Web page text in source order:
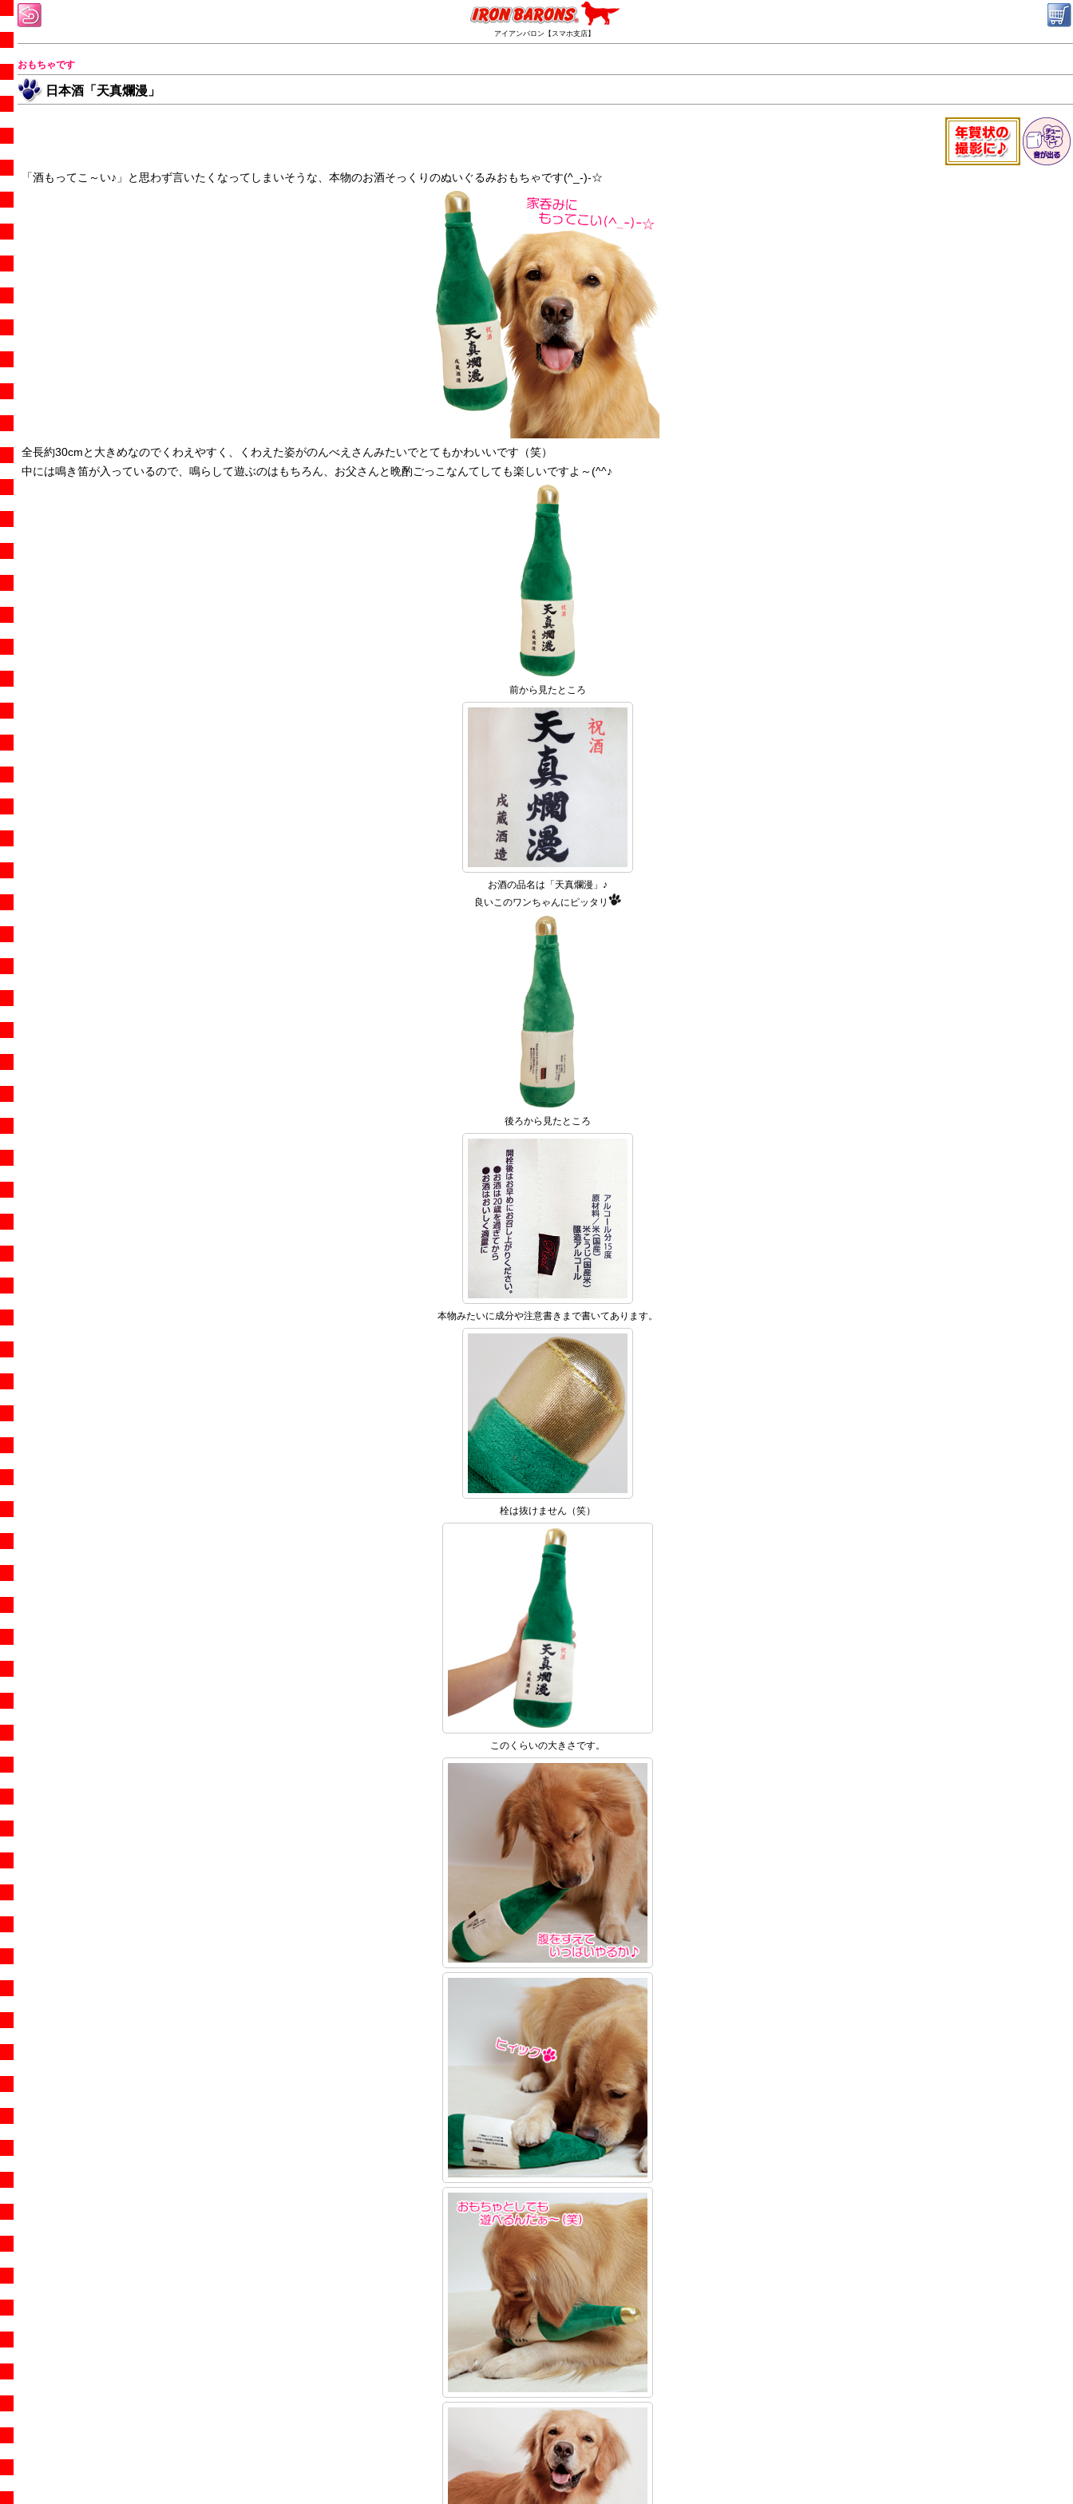
アイアンバロン【スマホ支店】
おもちゃです
日本酒「天真爛漫」
「酒もってこ～い♪」と思わず言いたくなってしまいそうな、本物のお酒そっくりのぬいぐるみおもちゃです(^_-)-☆
全長約30cmと大きめなのでくわえやすく、くわえた姿がのんべえさんみたいでとてもかわいいです（笑）
中には鳴き笛が入っているので、鳴らして遊ぶのはもちろん、お父さんと晩酌ごっこなんてしても楽しいですよ～(^^♪
前から見たところ
お酒の品名は「天真爛漫」♪
良いこのワンちゃんにピッタリ
後ろから見たところ
本物みたいに成分や注意書きまで書いてあります。
栓は抜けません（笑）
このくらいの大きさです。